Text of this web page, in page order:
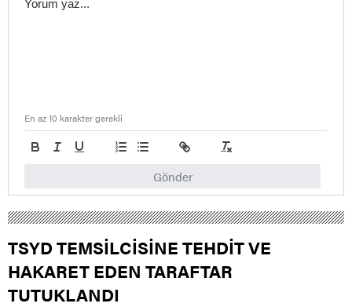
Gönder
En az 10 karakter gerekli
TSYD TEMSİLCİSİNE TEHDİT VE
HAKARET EDEN TARAFTAR
TUTUKLANDI